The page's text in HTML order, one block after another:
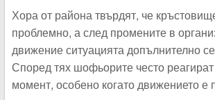
Хора от района твърдят, че
проблемно, а след промените в
движение ситуацията допълнително
Според тях шофьорите често
момент, особено когато движението е